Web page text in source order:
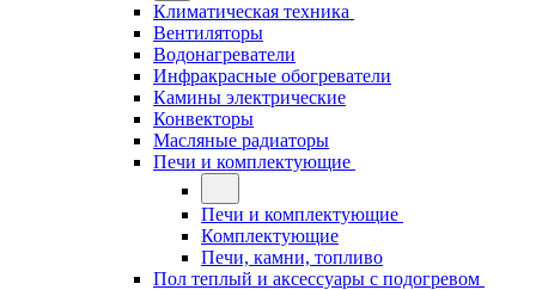
Климатическая техника
Вентиляторы
Водонагреватели
Инфракрасные обогреватели
Камины электрические
Конвекторы
Масляные радиаторы
Печи и комплектующие
Печи и комплектующие
Комплектующие
Печи, камни, топливо
Пол теплый и аксессуары с подогревом